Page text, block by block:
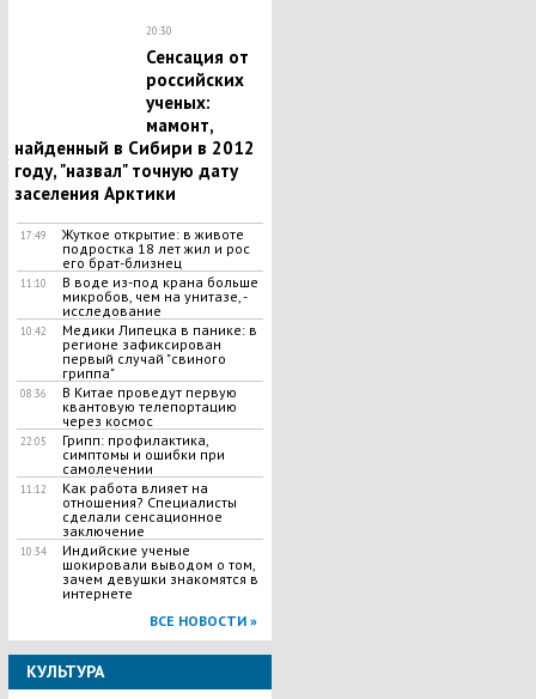
20:30
Сенсация от
российских
ученых:
мамонт,
найденный в Сибири в 2012
году, "назвал" точную дату
заселения Арктики
17:49
Жуткое открытие: в животе
подростка 18 лет жил и рос
его брат-близнец
11:10
В воде из-под крана больше
микробов, чем на унитазе, -
исследование
10:42
Медики Липецка в панике: в
регионе зафиксирован
первый случай "свиного
гриппа"
08:36
В Китае проведут первую
квантовую телепортацию
через космос
22:05
Грипп: профилактика,
симптомы и ошибки при
самолечении
11:12
Как работа влияет на
отношения? Специалисты
сделали сенсационное
заключение
10:34
Индийские ученые
шокировали выводом о том,
зачем девушки знакомятся в
интернете
ВСЕ НОВОСТИ »
КУЛЬТУРА